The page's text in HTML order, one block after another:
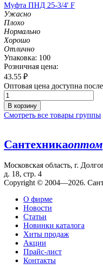
Муфта ПНД 25-3/4' F
Ужасно
Плохо
Нормально
Хорошо
Отлично
Упаковка: 100
Розничная цена:
43.55 ₽
Оптовая цена доступна
В корзину
Смотреть все товары группы
Сантехникаоптом
Московская область, г.
д. 18, стр. 4
Copyright © 2004—2026.
О фирме
Новости
Статьи
Новинки каталога
Хиты продаж
Акции
Прайс-лист
Контакты